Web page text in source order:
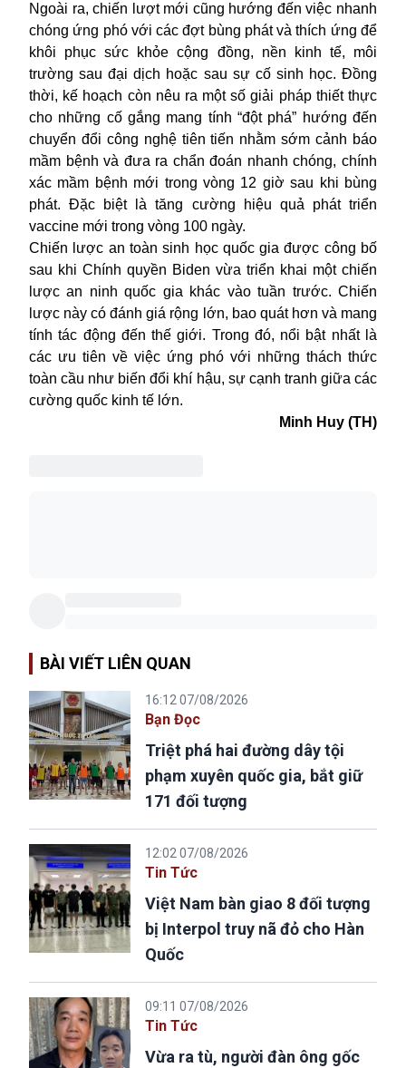
Ngoài ra, chiến lượt mới cũng hướng đến việc nhanh
chóng ứng phó với các đợt bùng phát và thích ứng để
khôi phục sức khỏe cộng đồng, nền kinh tế, môi
trường sau đại dịch hoặc sau sự cố sinh học. Đồng
thời, kế hoạch còn nêu ra một số giải pháp thiết thực
cho những cố gắng mang tính “đột phá” hướng đến
chuyển đổi công nghệ tiên tiến nhằm sớm cảnh báo
mầm bệnh và đưa ra chẩn đoán nhanh chóng, chính
xác mầm bệnh mới trong vòng 12 giờ sau khi bùng
phát. Đặc biệt là tăng cường hiệu quả phát triển
vaccine mới trong vòng 100 ngày.
Chiến lược an toàn sinh học quốc gia được công bố
sau khi Chính quyền Biden vừa triển khai một chiến
lược an ninh quốc gia khác vào tuần trước. Chiến
lược này có đánh giá rộng lớn, bao quát hơn và mang
tính tác động đến thế giới. Trong đó, nổi bật nhất là
các ưu tiên về việc ứng phó với những thách thức
toàn cầu như biến đổi khí hậu, sự cạnh tranh giữa các
cường quốc kinh tế lớn.
Minh Huy (TH)
BÀI VIẾT LIÊN QUAN
16:12 07/08/2026
Bạn Đọc
Triệt phá hai đường dây tội
phạm xuyên quốc gia, bắt giữ
171 đối tượng
12:02 07/08/2026
Tin Tức
Việt Nam bàn giao 8 đối tượng
bị Interpol truy nã đỏ cho Hàn
Quốc
09:11 07/08/2026
Tin Tức
Vừa ra tù, người đàn ông gốc